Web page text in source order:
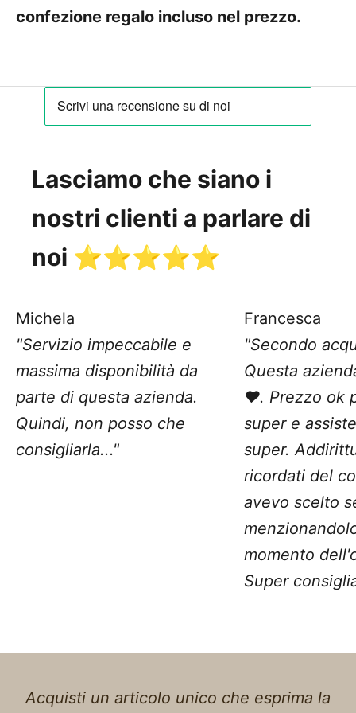
confezione regalo incluso nel prezzo.
Lasciamo che siano i
nostri clienti a parlare di
noi ⭐️⭐️⭐️⭐️⭐️
Michela
"Servizio impeccabile e
massima disponibilità da
parte di questa azienda.
Quindi, non posso che
consigliarla..."
Francesca
"Secondo
Questa
❤️. Prezzo ok
super e
super.
ricordati del
avevo scelto
momento
Super
Acquisti un articolo unico che esprima la